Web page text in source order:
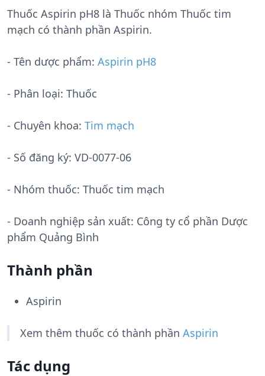
Thuốc Aspirin pH8 là Thuốc nhóm Thuốc tim
mạch có thành phần Aspirin.
- Tên dược phẩm: Aspirin pH8
- Phân loại: Thuốc
- Chuyên khoa: Tim mạch
- Số đăng ký: VD-0077-06
- Nhóm thuốc: Thuốc tim mạch
- Doanh nghiệp sản xuất: Công ty cổ phần Dược
phẩm Quảng Bình
Thành phần
Aspirin
Xem thêm thuốc có thành phần Aspirin
Tác dụng